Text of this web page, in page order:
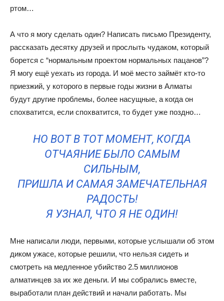
ртом…
А что я могу сделать один? Написать письмо Президенту,
рассказать десятку друзей и прослыть чудаком, который
борется с “нормальным проектом нормальных пацанов”?
Я могу ещё уехать из города. И моё место займёт кто-то
приезжий, у которого в первые годы жизни в Алматы
будут другие проблемы, более насущные, а когда он
спохватится, если спохватится, то будет уже поздно…
НО ВОТ В ТОТ МОМЕНТ, КОГДА
ОТЧАЯНИЕ БЫЛО САМЫМ
СИЛЬНЫМ,
ПРИШЛА И САМАЯ ЗАМЕЧАТЕЛЬНАЯ
РАДОСТЬ!
Я УЗНАЛ, ЧТО Я НЕ ОДИН!
Мне написали люди, первыми, которые услышали об этом
диком ужасе, которые решили, что нельзя сидеть и
смотреть на медленное убийство 2.5 миллионов
алматинцев за их же деньги. И мы собрались вместе,
выработали план действий и начали работать. Мы